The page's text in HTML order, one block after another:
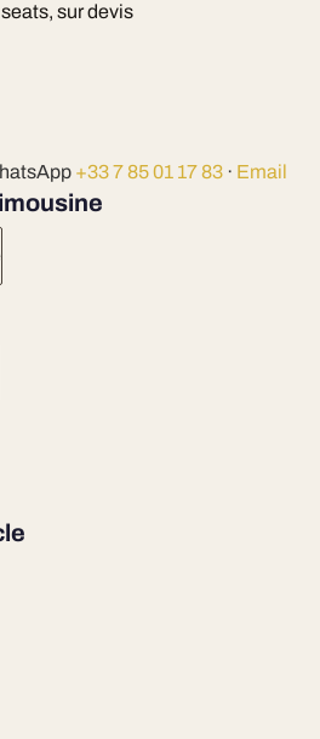
sur devis
+33 7 85 01 17 83· Email